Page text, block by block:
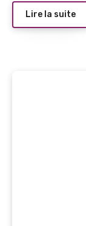
juin
Lire la suite